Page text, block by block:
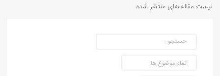
لیست مقاله های منتشر شده